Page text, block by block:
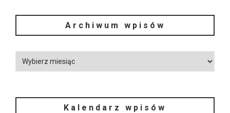
Archiwum wpisów
Kalendarz wpisów